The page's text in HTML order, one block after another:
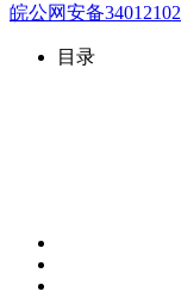
皖公网安备
目录